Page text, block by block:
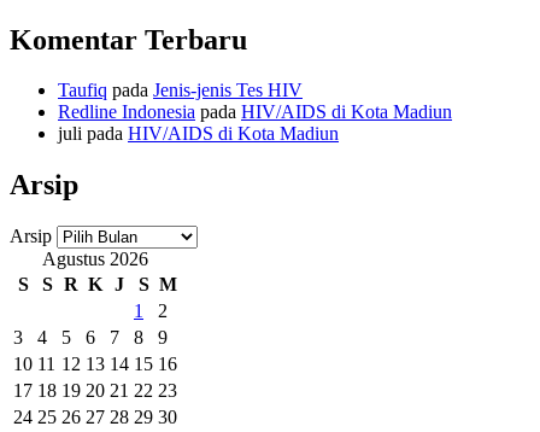
Komentar Terbaru
Taufiq pada Jenis-jenis Tes HIV
Redline Indonesia pada HIV/AIDS di Kota Madiun
juli pada HIV/AIDS di Kota Madiun
Arsip
Arsip
Agustus 2026
S
S R K J S M
1
2
3
4 5 6 7 8
9
10 11 12 13 14 15 16
17 18 19 20 21 22 23
24 25 26 27 28 29 30